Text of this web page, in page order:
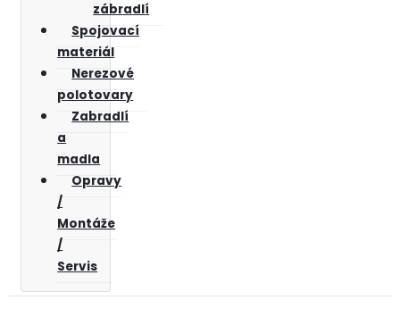
zábradlí
Spojovací
materiál
Nerezové
polotovary
Zabradlí
a
madla
Opravy
/
Montáže
/
Servis